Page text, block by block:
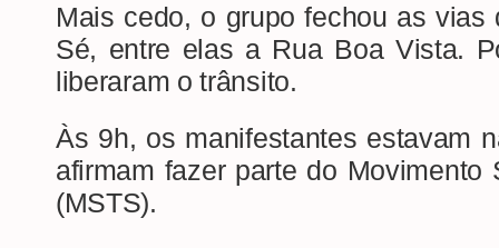
Mais cedo, o grupo fechou as vias
Sé, entre elas a Rua Boa Vista.
liberaram o trânsito.
Às 9h, os manifestantes estavam
afirmam fazer parte do Movimento
(MSTS).